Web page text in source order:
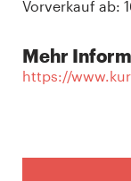
Vorverkauf ab:
Mehr
https://